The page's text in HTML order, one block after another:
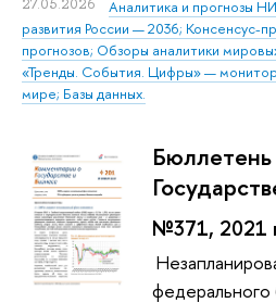
27.05.2026
Аналитика и прогнозы
развития России — 2036; Консенсус-
прогнозов; Обзоры аналитики
«Тренды. События. Цифры» —
мире; Базы данных.
№371, 2021